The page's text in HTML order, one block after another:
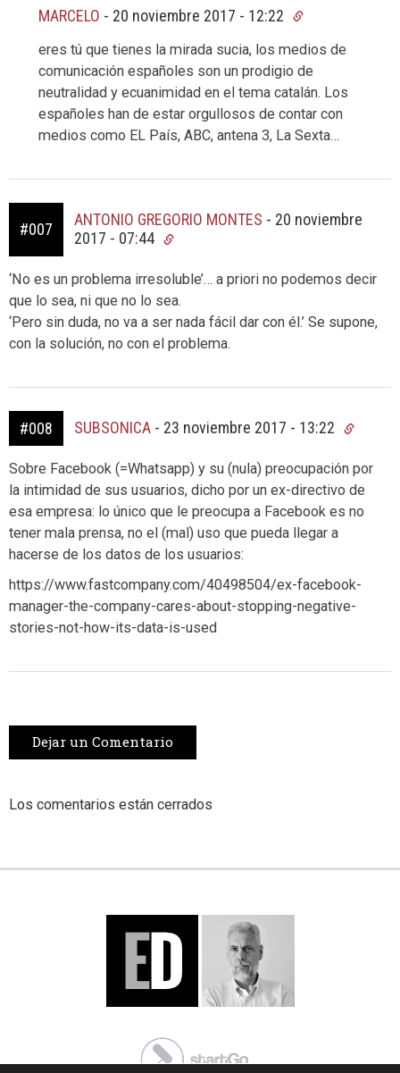
MARCELO - 20 noviembre 2017 - 12:22
eres tú que tienes la mirada sucia, los medios de
comunicación españoles son un prodigio de
neutralidad y ecuanimidad en el tema catalán. Los
españoles han de estar orgullosos de contar con
medios como EL País, ABC, antena 3, La Sexta…
#007
ANTONIO GREGORIO MONTES - 20 noviembre
2017 - 07:44
‘No es un problema irresoluble’… a priori no podemos decir
que lo sea, ni que no lo sea.
‘Pero sin duda, no va a ser nada fácil dar con él.’ Se supone,
con la solución, no con el problema.
#008 SUBSONICA - 23 noviembre 2017 - 13:22
Sobre Facebook (=Whatsapp) y su (nula) preocupación por
la intimidad de sus usuarios, dicho por un ex-directivo de
esa empresa: lo único que le preocupa a Facebook es no
tener mala prensa, no el (mal) uso que pueda llegar a
hacerse de los datos de los usuarios:
https://www.fastcompany.com/40498504/ex-facebook-
manager-the-company-cares-about-stopping-negative-
stories-not-how-its-data-is-used
Dejar un Comentario
Los comentarios están cerrados